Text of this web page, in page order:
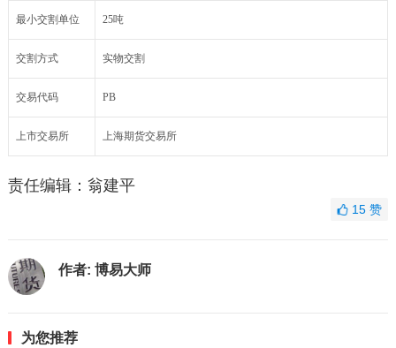
最小交割单位 25吨
交割方式 实物交割
交易代码 PB
上市交易所 上海期货交易所
责任编辑：翁建平
15赞
作者: 博易大师
为您推荐